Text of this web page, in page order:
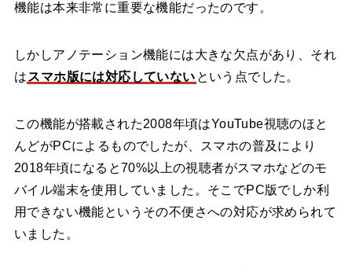
機能は本来非常に重要な機能だったのです。
しかしアノテーション機能には大きな欠点があり、それ
は スマホ版には対応していない という点でした。
この機能が搭載された2008年頃はYouTube視聴のほと
んどがPCによるものでしたが、スマホの普及により
2018年頃になると70%以上の視聴者がスマホなどのモ
バイル端末を使用していました。そこでPC版でしか利
用できない機能というその不便さへの対応が求められて
いました。